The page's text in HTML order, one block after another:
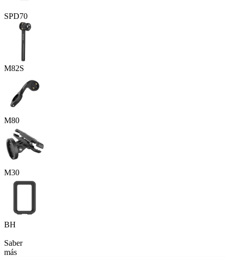
SPD70
M82S
M80
M30
BH
Saber
más